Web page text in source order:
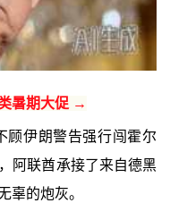
暑期大促 →
顾伊朗警告强行闯霍尔
阿联酋承接了来自德黑
辜的炮灰。